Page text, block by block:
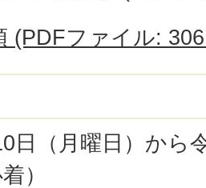
(PDFファイル:
日（月曜日）から
）